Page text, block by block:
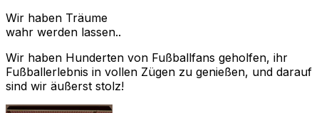
Wir haben Träume
wahr werden lassen..
Wir haben Hunderten von Fußballfans geholfen, ihr
Fußballerlebnis in vollen Zügen zu genießen, und darauf
sind wir äußerst stolz!